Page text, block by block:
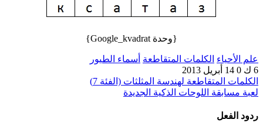
{وحدة Google_kvadrat}
علم الأحياء الكلمات المتقاطعة أسماء الطيور
6 ك
0 14 أبريل 2013
الكلمات المتقاطعة لهندسة المثلثات (الفئة 7)
لعبة مسابقة اللوحات الذكية الجديدة
ردود الفعل